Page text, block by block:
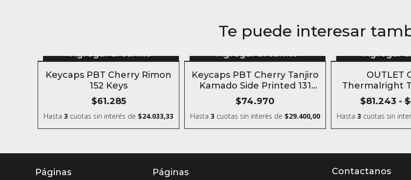
Te puede interesar
Agregar al carrito
Keycaps PBT Cherry Rimon
152 Keys
$61.285
Hasta 3 cuotas sin interés de $24.033,33
Agregar al carrito
Keycaps PBT Cherry Tanjiro
Kamado Side Printed 131
Keys Kimetsu no yaiba
$74.970
Hasta 3 cuotas sin interés de $29.400,00
Agregar
OUTLET
Thermalright
$81.243 -
Hasta 3 cuotas sin
Páginas Páginas Contactanos